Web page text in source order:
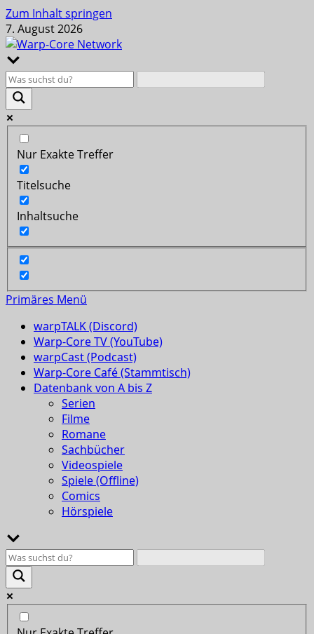
Zum Inhalt springen
7. August 2026
Nur Exakte Treffer
Titelsuche
Inhaltsuche
Primäres Menü
warpTALK (Discord)
Warp-Core TV (YouTube)
warpCast (Podcast)
Warp-Core Café (Stammtisch)
Datenbank von A bis Z
Serien
Filme
Romane
Sachbücher
Videospiele
Spiele (Offline)
Comics
Hörspiele